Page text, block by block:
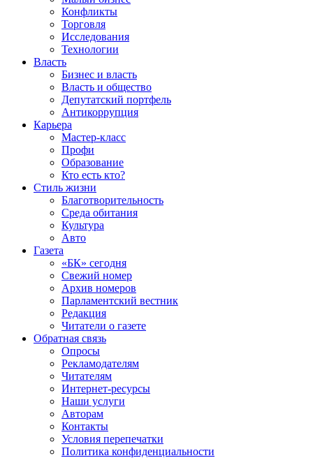
Конфликты
Торговля
Исследования
Технологии
Власть
Бизнес и власть
Власть и общество
Депутатский портфель
Антикоррупция
Карьера
Мастер-класс
Профи
Образование
Кто есть кто?
Стиль жизни
Благотворительность
Среда обитания
Культура
Авто
Газета
«БК» сегодня
Свежий номер
Архив номеров
Парламентский вестник
Редакция
Читатели о газете
Обратная связь
Опросы
Рекламодателям
Читателям
Интернет-ресурсы
Наши услуги
Авторам
Контакты
Условия перепечатки
Политика конфиденциальности